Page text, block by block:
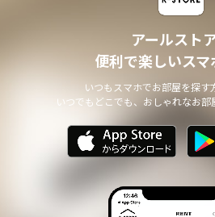
アールスト
便利で楽しいスマ
いつもスマホでお部屋を探す
いつでもどこでも、おしゃれなお部